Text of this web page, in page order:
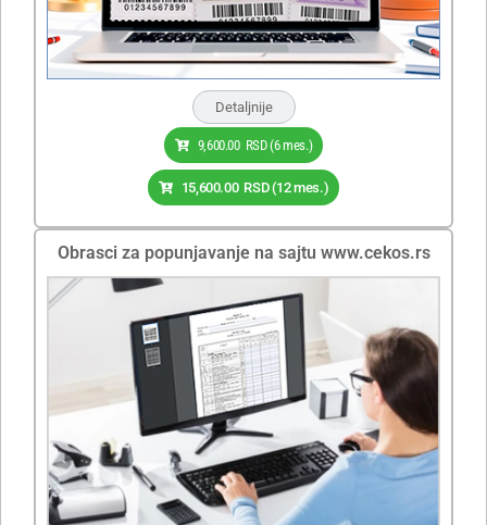
Detaljnije
9,600.00 RSD(6 mes.)
15,600.00 RSD(12 mes.)
Obrasci za popunjavanje na sajtu www.cekos.rs